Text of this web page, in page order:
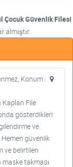
Çocuk Güvenlik Filesi
almıştır.
Konum :
Kaplan File
gösterdikleri
ve
güvenlik
ve belirtilen
maske takması